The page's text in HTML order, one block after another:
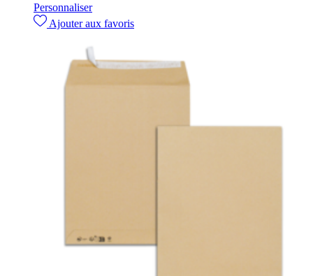
Personnaliser
Ajouter aux favoris